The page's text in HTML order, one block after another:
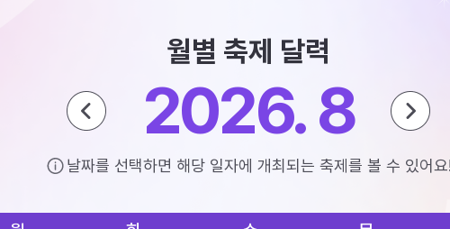
월별 축제 달력
2026. 8
날짜를 선택하면 해당 일자에 개최되는 축제를 볼 수 있어